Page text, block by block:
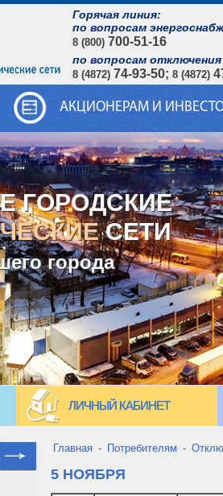
Горячая линия:
по вопросам
8 (800) 700-51-16
по вопросам
8 (4872) 74-93-50; 8 (4872)
АКЦИОНЕРАМ И
ГОРОДСКИЕ
СЕТИ
города
ЛИЧНЫЙ КАБИНЕТ
Главная - Потребителям -
5 НОЯБРЯ